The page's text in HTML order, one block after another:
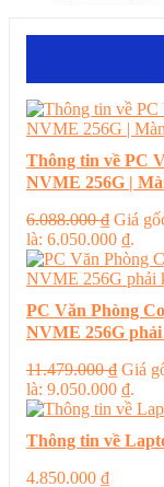
Thông tin về PC
NVME 256G |
6.088.000₫ Giá
là: 6.050.000 ₫.
PC Văn Phòng
NVME 256G phải
11.479.000₫ Giá
là: 9.050.000 ₫.
Thông tin về
4.850.000 ₫